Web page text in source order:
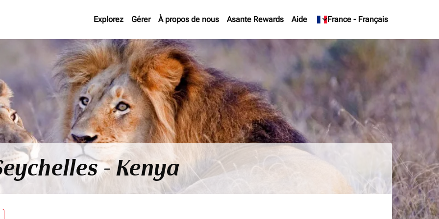
Explorez Gérer À propos de nous Asante Rewards Aide France - Français
keyboard_arrow_down
- Kenya